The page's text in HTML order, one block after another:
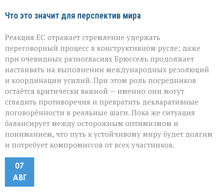
Что это значит для перспектив мира
Реакция ЕС отражает стремление удержать
переговорный процесс в конструктивном русле: даже
при очевидных разногласиях Брюссель продолжает
настаивать на выполнении международных резолюций
и координации усилий. При этом роль посредников
остаётся критически важной — именно они могут
сгладить противоречия и превратить декларативные
договорённости в реальные шаги. Пока же ситуация
балансирует между осторожным оптимизмом и
пониманием, что путь к устойчивому миру будет долгим
и потребует компромиссов от всех участников.
07
АВГ